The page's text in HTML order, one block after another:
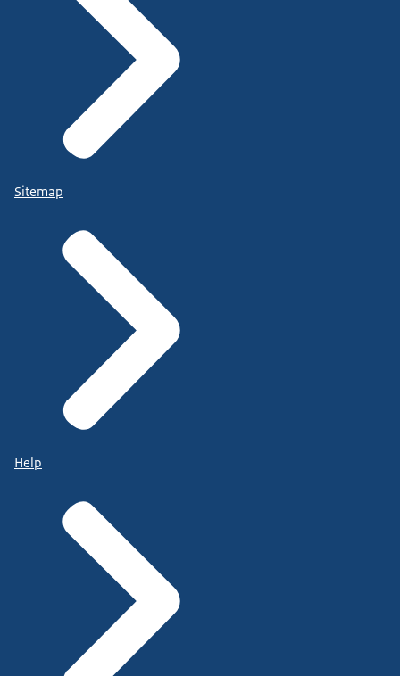
Sitemap
Help